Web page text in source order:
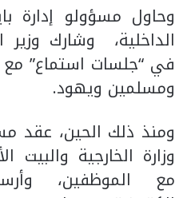
وحاول مسؤولو إدارة
الداخلية، وشارك وزير
في “جلسات استماع”
ومسلمين ويهود.
ومنذ ذلك الحين، عقد
وزارة الخارجية والبيت
مع الموظفين،